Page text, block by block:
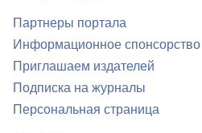
Партнеры портала
Информационное спонсорство
Приглашаем издателей
Подписка на журналы
Персональная страница